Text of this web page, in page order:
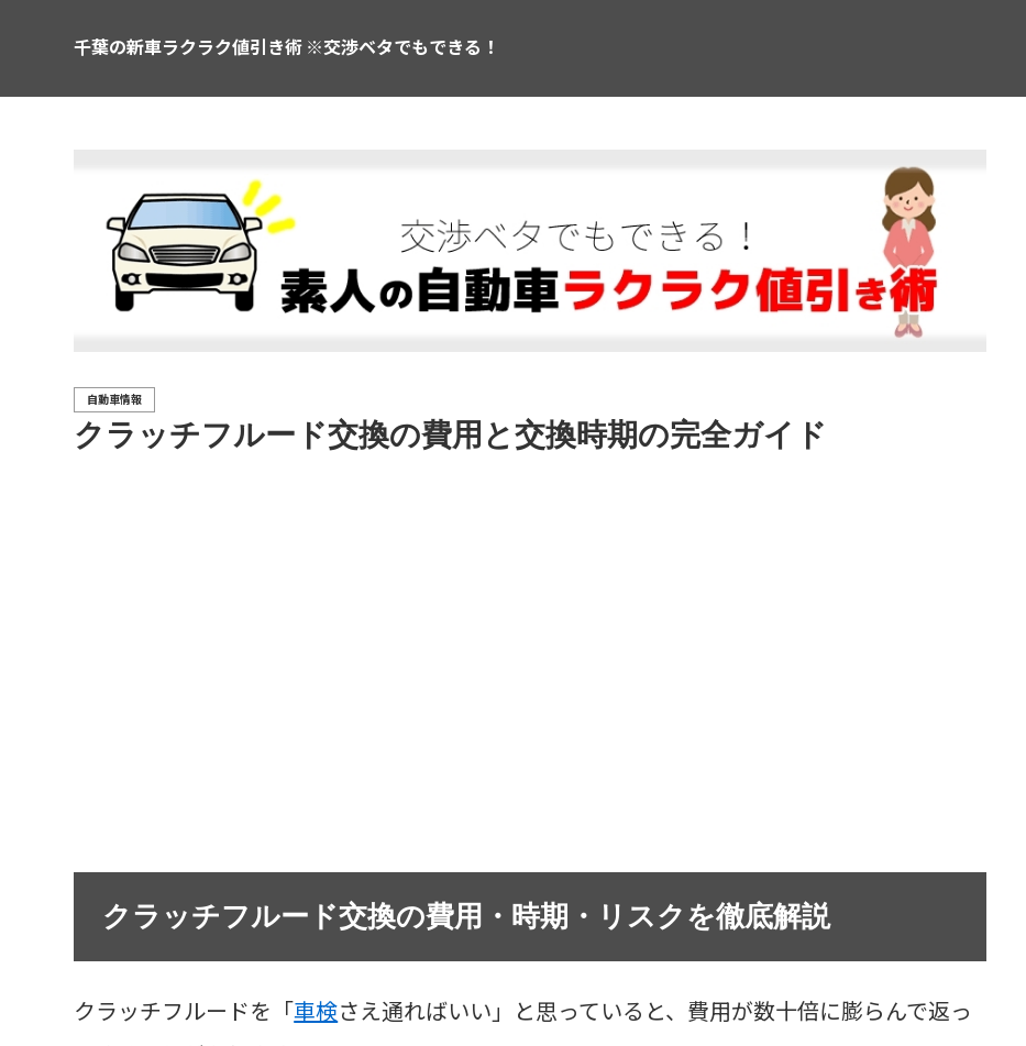
千葉の新車ラクラク値引き術 ※交渉ベタでもできる！
クラッチフルード交換の費用と交換時期の完全ガイド
自動車情報
クラッチフルード交換の費用・時期・リスクを徹底解説
クラッチフルードを「車検さえ通ればいい」と思っていると、費用が数十倍に膨らんで返っ